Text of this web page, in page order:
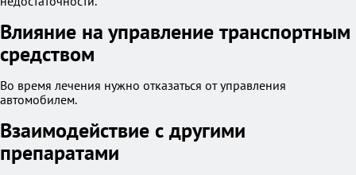
Влияние на управление транспортным
средством
Во время лечения нужно отказаться от управления
автомобилем.
Взаимодействие с другими
препаратами